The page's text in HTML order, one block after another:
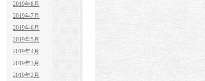
2019年8月
2019年7月
2019年6月
2019年5月
2019年4月
2019年3月
2019年2月